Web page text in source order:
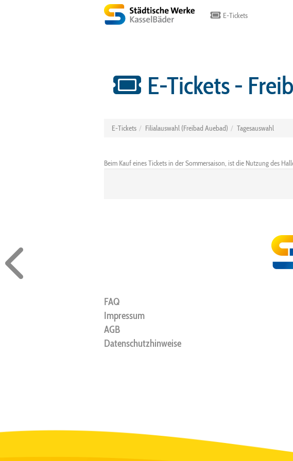
E-Tickets
E-Tickets -
E-Tickets Filialauswahl (Freibad Auebad) Tagesauswahl
Beim Kauf eines Tickets in der Sommersaison, ist die Nutzung des
FAQ
Impressum
AGB
Datenschutzhinweise